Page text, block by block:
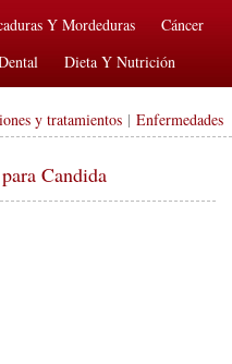
Y Mordeduras
Cáncer
Dieta Y Nutrición
Y Procedimientos Salud
y tratamientos | Enfermedades
Candida